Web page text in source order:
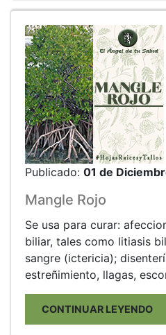
Publicado: 01 de
Mangle Rojo
Se usa para curar:
biliar, tales como litiasis
sangre (ictericia);
estreñimiento, llagas,
CONTINUAR LEYENDO